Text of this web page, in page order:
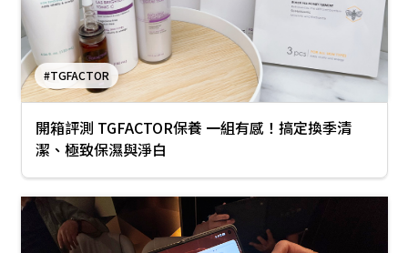
#TGFACTOR
開箱評測 TGFACTOR保養 一組有感！搞定換季清
潔、極致保濕與淨白